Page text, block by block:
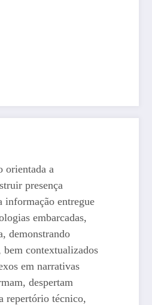
orientada a
presença
informação entregue
embarcadas,
demonstrando
contextualizados
em narrativas
despertam
repertório técnico,